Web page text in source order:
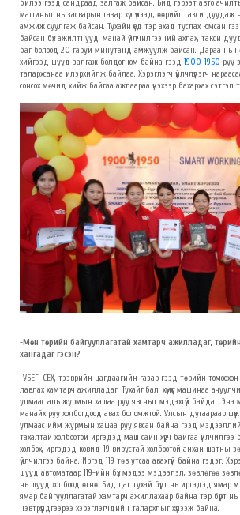
билээ гээд сандраад залгаж байсан. Бид гэрээт авто
машиныг нь засварын газар хүргүүлээд, өөрийг такси дуудаж
амжиж суулгаж байсан. Тухайн үед тэр ахад туслах юмсан
байсан бүх ажилтнууд, манай үйлчилгээний ахлах, такси
баг болоод 20 гаруй минутанд амжуулж байсан. Дараа нь
хийгээд шууд залгаж болдог юм байна гээд1900-1950 руу
талархсанаа илэрхийлж байлаа. Хэрэглэгч үйлчлүүлэгч
сонсох мөчид хийж байгаа ажлаараа үнэхээр бахархах сэтгэл
-Мөн төрийн байгууллагатай хамтарч ажилладаг,
хангадаг гэсэн?
-УБЕГ, СЕХ, тээврийн цагдаагийн газар гээд төрийн
лавлах хамтарч ажилладаг. Тухайлбал, хүмүүс машинаа
улмаас аль журмын хашаа руу явсныг мэдэхгүй байдаг. Энэ
манайх руу холбогдоод авах боломжтой. Улсын дугаараар
улмаас ийм журмын хашаа руу явсан байна гээд мэдээллийг
тахалтай холбоотой иргэдэд маш сайн хүрч байгаа үйлчилгээ
холбох, иргэдэд ковид-19 вирустай холбоотой анхан шатны
үйлчилгээ байна. Иргэд 119 төв утсаа авахгүй байна гэдэг.
шууд автоматаар 119-ийн бүх мэдээ мэдээлэл, зөвлөгөө
нь шууд холбоод өгнө. Бид цаг тухай бүрт нь иргэдэд ямар
ямар байгууллагатай хамтарч ажиллахаар байна тэр бүрт
нэвтрүүлдгээрээ хэрэглэгчдийн талархлыг хүлээж байна.